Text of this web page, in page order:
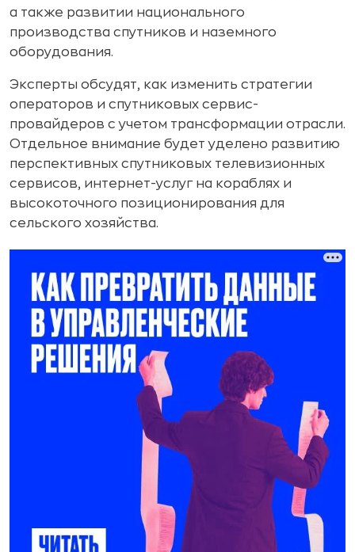
а также развитии национального
производства спутников и наземного
оборудования.
Эксперты обсудят, как изменить стратегии
операторов и спутниковых сервис-
провайдеров с учетом трансформации отрасли.
Отдельное внимание будет уделено развитию
перспективных спутниковых телевизионных
сервисов, интернет-услуг на кораблях и
высокоточного позиционирования для
сельского хозяйства.